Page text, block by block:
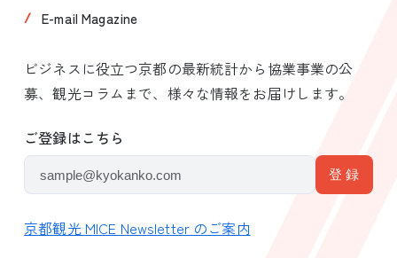
E-mail Magazine
ビジネスに役立つ京都の最新統計から協業事業の公
募、観光コラムまで、様々な情報をお届けします。
ご登録はこちら
京都観光 MICE Newsletter のご案内